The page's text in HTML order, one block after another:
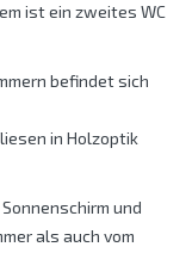
ist ein zweites WC
befindet sich
in Holzoptik
und
als auch vom